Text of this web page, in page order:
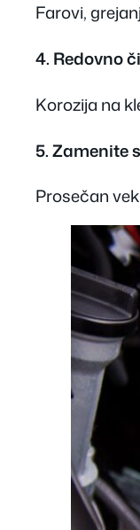
Farovi,
4. Redovno
Korozija na
5. Zamenite
Prosečan